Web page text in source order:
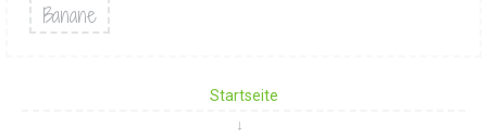
Banane
Startseite